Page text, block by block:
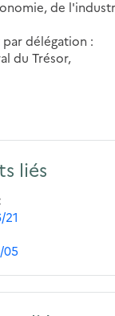
de
délégation :
du Trésor,
liés
05